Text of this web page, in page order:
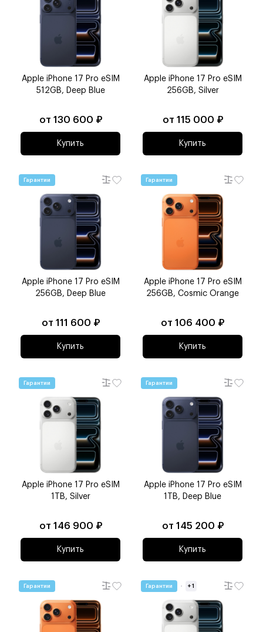
Apple iPhone 17 Pro eSIM
512GB, Deep Blue
от 130 600 ₽
Купить
Apple iPhone 17 Pro eSIM
256GB, Silver
от 115 000 ₽
Купить
Гарантии
Apple iPhone 17 Pro eSIM
256GB, Deep Blue
от 111 600 ₽
Купить
Гарантии
Apple iPhone 17 Pro eSIM
256GB, Cosmic Orange
от 106 400 ₽
Купить
Гарантии
Apple iPhone 17 Pro eSIM
1TB, Silver
от 146 900 ₽
Купить
Гарантии
Apple iPhone 17 Pro eSIM
1TB, Deep Blue
от 145 200 ₽
Купить
Гарантии Гарантии + 1